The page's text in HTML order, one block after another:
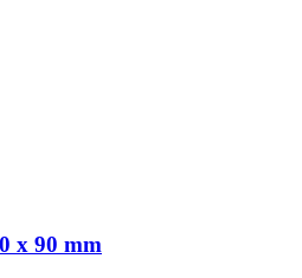
x 90 mm